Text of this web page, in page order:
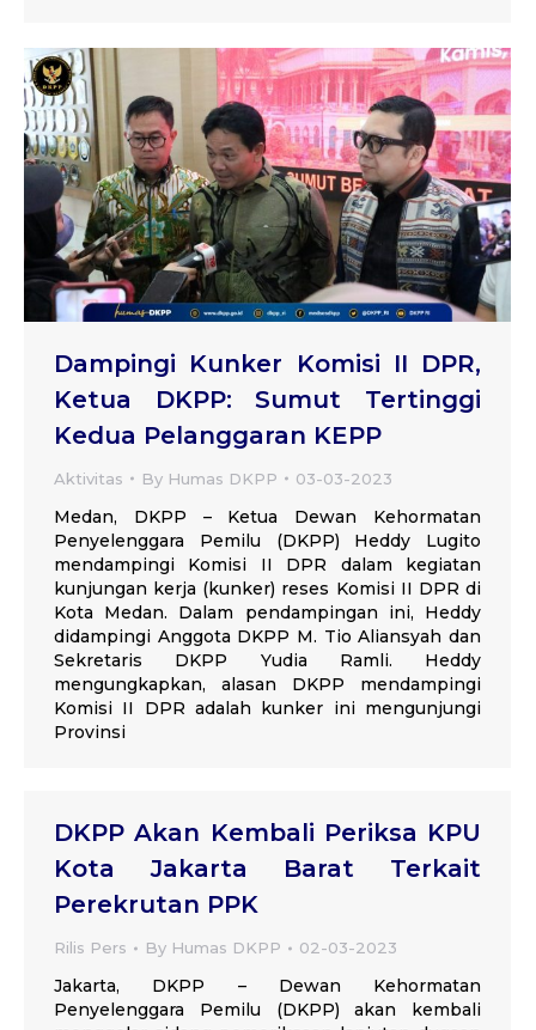
Dampingi Kunker Komisi II DPR,
Ketua DKPP: Sumut Tertinggi
Kedua Pelanggaran KEPP
Aktivitas By Humas DKPP 03-03-2023
Medan, DKPP – Ketua Dewan Kehormatan
Penyelenggara Pemilu (DKPP) Heddy Lugito
mendampingi Komisi II DPR dalam kegiatan
kunjungan kerja (kunker) reses Komisi II DPR di
Kota Medan. Dalam pendampingan ini, Heddy
didampingi Anggota DKPP M. Tio Aliansyah dan
Sekretaris DKPP Yudia Ramli. Heddy
mengungkapkan, alasan DKPP mendampingi
Komisi II DPR adalah kunker ini mengunjungi
Provinsi
DKPP Akan Kembali Periksa KPU
Kota Jakarta Barat Terkait
Perekrutan PPK
Rilis Pers By Humas DKPP 02-03-2023
Jakarta, DKPP – Dewan Kehormatan
Penyelenggara Pemilu (DKPP) akan kembali